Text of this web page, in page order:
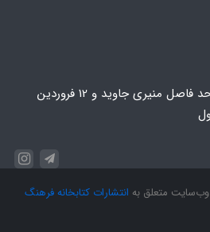
ابتداي خيابان انقلاب حد فاصل منيري جاويد و 12 فروردين
متعلق به انتشارات کتابخانه فرهنگ